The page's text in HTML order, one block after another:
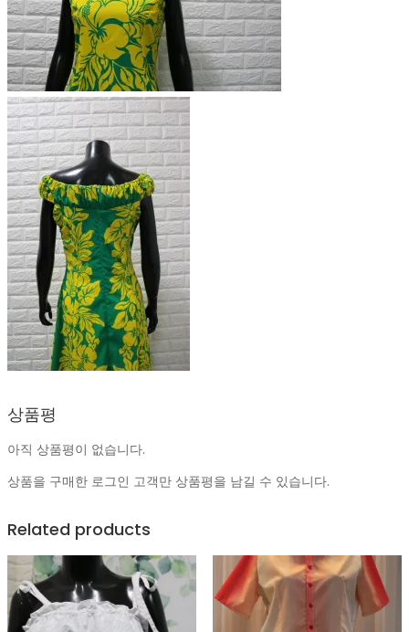
상품평
아직 상품평이 없습니다.
상품을 구매한 로그인 고객만 상품평을 남길 수 있습니다.
Related products